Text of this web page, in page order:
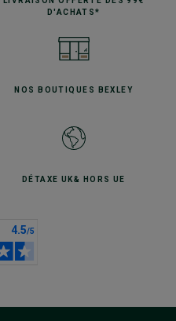
D'ACHATS*
NOS BOUTIQUES BEXLEY
DÉTAXE UK& HORS UE